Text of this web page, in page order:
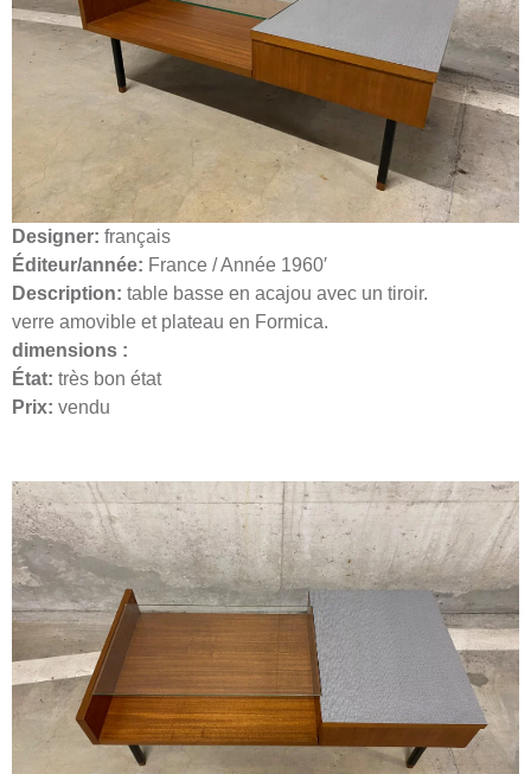
Designer: français
Éditeur/année: France / Année 1960′
Description: table basse en acajou avec un tiroir.
verre amovible et plateau en Formica.
dimensions :
État: très bon état
Prix: vendu